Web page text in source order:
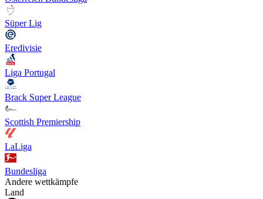
Süper Lig
Eredivisie
Liga Portugal
Brack Super League
Scottish Premiership
LaLiga
Bundesliga
Andere wettkämpfe
Land